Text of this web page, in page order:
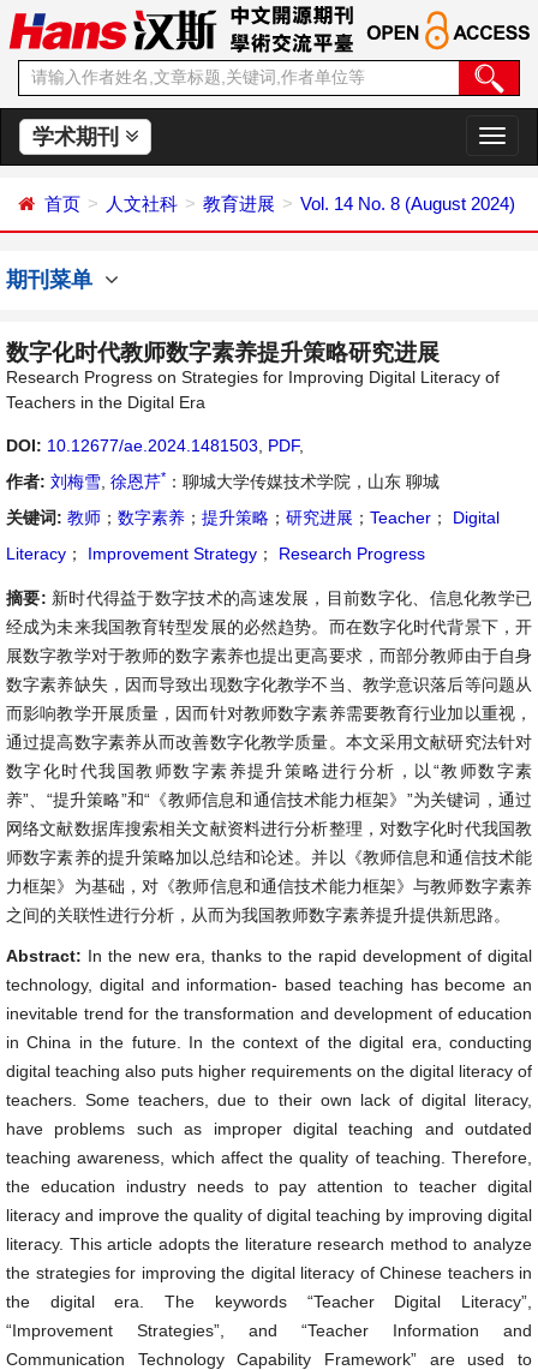
学术期刊
切
换
航
首页 人文社科 教育进展 Vol. 14 No. 8 (August 2024)
期刊菜单
数字化时代教师数字素养提升策略研究进展
Research Progress on Strategies for Improving Digital Literacy of
Teachers in the Digital Era
DOI: 10.12677/ae.2024.1481503 PDF,
作者: 刘梅雪 徐恩芹* ：聊城大学传媒技术学院，山东 聊城
关键词: 教师 ； 数字素养 ； 提升策略 ； 研究进展 ； Teacher ；
Digital
Literacy ； Improvement Strategy ； Research Progress
摘要: 新时代得益于数字技术的高速发展，目前数字化、信息化教学已
经成为未来我国教育转型发展的必然趋势。而在数字化时代背景下，开
展数字教学对于教师的数字素养也提出更高要求，而部分教师由于自身
数字素养缺失，因而导致出现数字化教学不当、教学意识落后等问题从
而影响教学开展质量，因而针对教师数字素养需要教育行业加以重视，
通过提高数字素养从而改善数字化教学质量。本文采用文献研究法针对
数字化时代我国教师数字素养提升策略进行分析，以“教师数字素
养”、“提升策略”和“《教师信息和通信技术能力框架》”为关键词，通过
网络文献数据库搜索相关文献资料进行分析整理，对数字化时代我国教
师数字素养的提升策略加以总结和论述。并以《教师信息和通信技术能
力框架》为基础，对《教师信息和通信技术能力框架》与教师数字素养
之间的关联性进行分析，从而为我国教师数字素养提升提供新思路。
Abstract: In the new era, thanks to the rapid development of digital
technology, digital and information- based teaching has become an
inevitable trend for the transformation and development of education
in China in the future. In the context of the digital era, conducting
digital teaching also puts higher requirements on the digital literacy of
teachers. Some teachers, due to their own lack of digital literacy,
have problems such as improper digital teaching and outdated
teaching awareness, which affect the quality of teaching. Therefore,
the education industry needs to pay attention to teacher digital
literacy and improve the quality of digital teaching by improving digital
literacy. This article adopts the literature research method to analyze
the strategies for improving the digital literacy of Chinese teachers in
the digital era. The keywords “Teacher Digital Literacy”,
“Improvement Strategies”, and “Teacher Information and
Communication Technology Capability Framework” are used to